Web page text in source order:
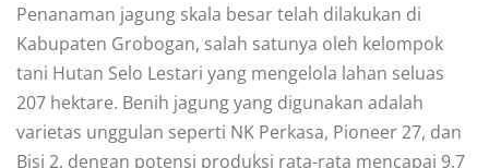
Penanaman jagung skala besar telah dilakukan di
Kabupaten Grobogan, salah satunya oleh kelompok
tani Hutan Selo Lestari yang mengelola lahan seluas
207 hektare. Benih jagung yang digunakan adalah
varietas unggulan seperti NK Perkasa, Pioneer 27, dan
Bisi 2, dengan potensi produksi rata-rata mencapai 9,7